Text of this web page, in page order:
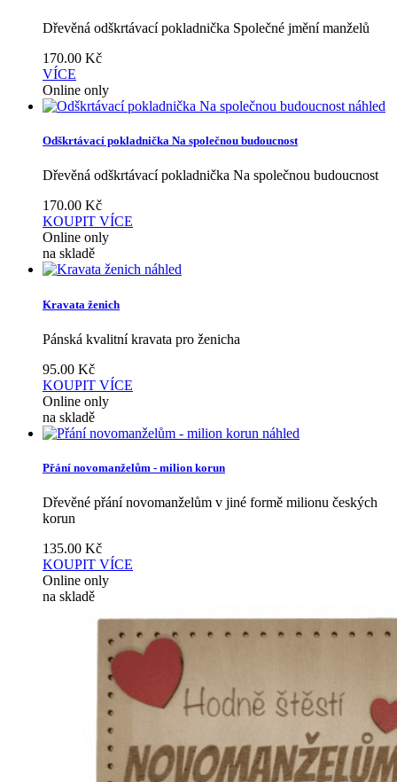
Dřevěná odškrtávací pokladnička Společné jmění manželů
170.00 Kč
VÍCE
Online only
náhled
Odškrtávací pokladnička Na společnou budoucnost
Dřevěná odškrtávací pokladnička Na společnou budoucnost
170.00 Kč
KOUPIT VÍCE
Online only
na skladě
náhled
Kravata ženich
Pánská kvalitní kravata pro ženicha
95.00 Kč
KOUPIT VÍCE
Online only
na skladě
náhled
Přání novomanželům - milion korun
Dřevěné přání novomanželům v jiné formě milionu českých
korun
135.00 Kč
KOUPIT VÍCE
Online only
na skladě